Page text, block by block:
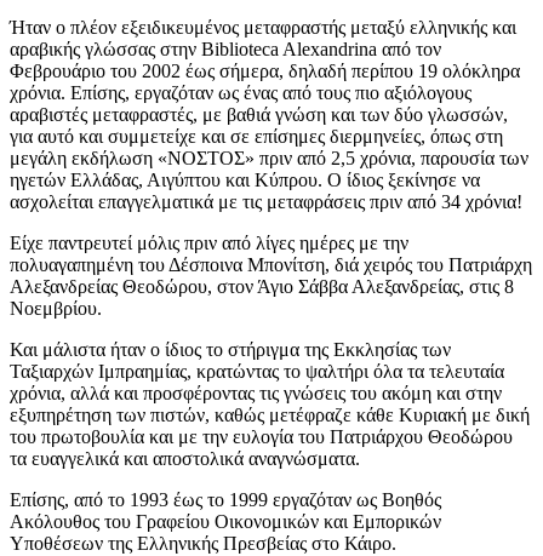
Ήταν ο πλέον εξειδικευμένος μεταφραστής μεταξύ ελληνικής και
αραβικής γλώσσας στην Biblioteca Alexandrina από τον
Φεβρουάριο του 2002 έως σήμερα, δηλαδή περίπου 19 ολόκληρα
χρόνια. Επίσης, εργαζόταν ως ένας από τους πιο αξιόλογους
αραβιστές μεταφραστές, με βαθιά γνώση και των δύο γλωσσών,
για αυτό και συμμετείχε και σε επίσημες διερμηνείες, όπως στη
μεγάλη εκδήλωση «ΝΟΣΤΟΣ» πριν από 2,5 χρόνια, παρουσία των
ηγετών Ελλάδας, Αιγύπτου και Κύπρου. Ο ίδιος ξεκίνησε να
ασχολείται επαγγελματικά με τις μεταφράσεις πριν από 34 χρόνια!
Είχε παντρευτεί μόλις πριν από λίγες ημέρες με την
πολυαγαπημένη του Δέσποινα Μπονίτση, διά χειρός του Πατριάρχη
Αλεξανδρείας Θεοδώρου, στον Άγιο Σάββα Αλεξανδρείας, στις 8
Νοεμβρίου.
Και μάλιστα ήταν ο ίδιος το στήριγμα της Εκκλησίας των
Ταξιαρχών Ιμπραημίας, κρατώντας το ψαλτήρι όλα τα τελευταία
χρόνια, αλλά και προσφέροντας τις γνώσεις του ακόμη και στην
εξυπηρέτηση των πιστών, καθώς μετέφραζε κάθε Κυριακή με δική
του πρωτοβουλία και με την ευλογία του Πατριάρχου Θεοδώρου
τα ευαγγελικά και αποστολικά αναγνώσματα.
Επίσης, από το 1993 έως το 1999 εργαζόταν ως Βοηθός
Ακόλουθος του Γραφείου Οικονομικών και Εμπορικών
Υποθέσεων της Ελληνικής Πρεσβείας στο Κάιρο.